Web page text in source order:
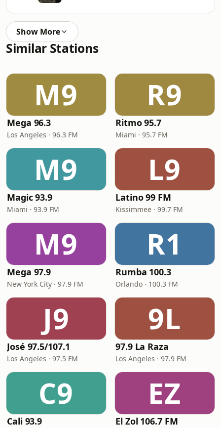
Show More
Similar Stations
M9
Mega 96.3
Los Angeles · 96.3 FM
R9
Ritmo 95.7
Miami · 95.7 FM
M9
Magic 93.9
Miami · 93.9 FM
L9
Latino 99 FM
Kissimmee · 99.7 FM
M9
Mega 97.9
New York City · 97.9 FM
R1
Rumba 100.3
Orlando · 100.3 FM
J9
José 97.5/107.1
Los Angeles · 97.5 FM
9L
97.9 La Raza
Los Angeles · 97.9 FM
C9
Cali 93.9
EZ
El Zol 106.7 FM